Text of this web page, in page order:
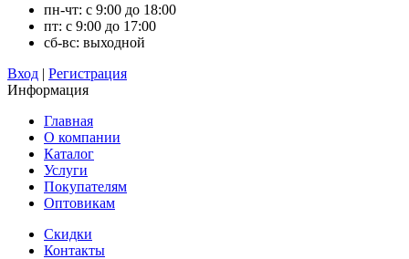
пн-чт: с 9:00 до 18:00
пт: с 9:00 до 17:00
сб-вс: выходной
Вход | Регистрация
Информация
Главная
О компании
Каталог
Услуги
Покупателям
Оптовикам
Скидки
Контакты